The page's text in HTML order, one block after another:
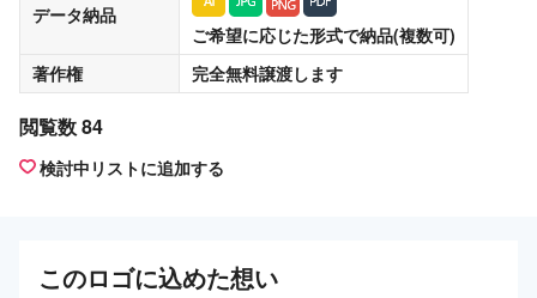
データ納品
ご希望に応じた形式で納品(複数可)
著作権
完全無料譲渡します
閲覧数 84
検討中リストに追加する
このロゴに込めた想い